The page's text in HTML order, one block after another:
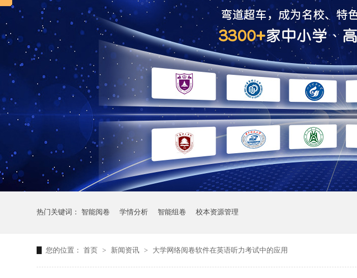
热门关键词： 智能阅卷 学情分析 智能组卷 校本资源管理
您的位置： 首页 > 新闻资讯 > 大学网络阅卷软件在英语听力考试中的应用